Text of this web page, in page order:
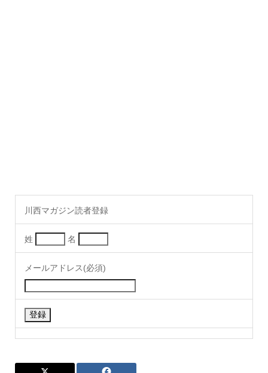
川西マガジン読者登録
姓 名
メールアドレス(必須)